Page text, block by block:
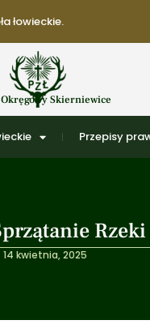
łowieckie.
Skierniewice
Przepisy
14 kwietnia, 2025